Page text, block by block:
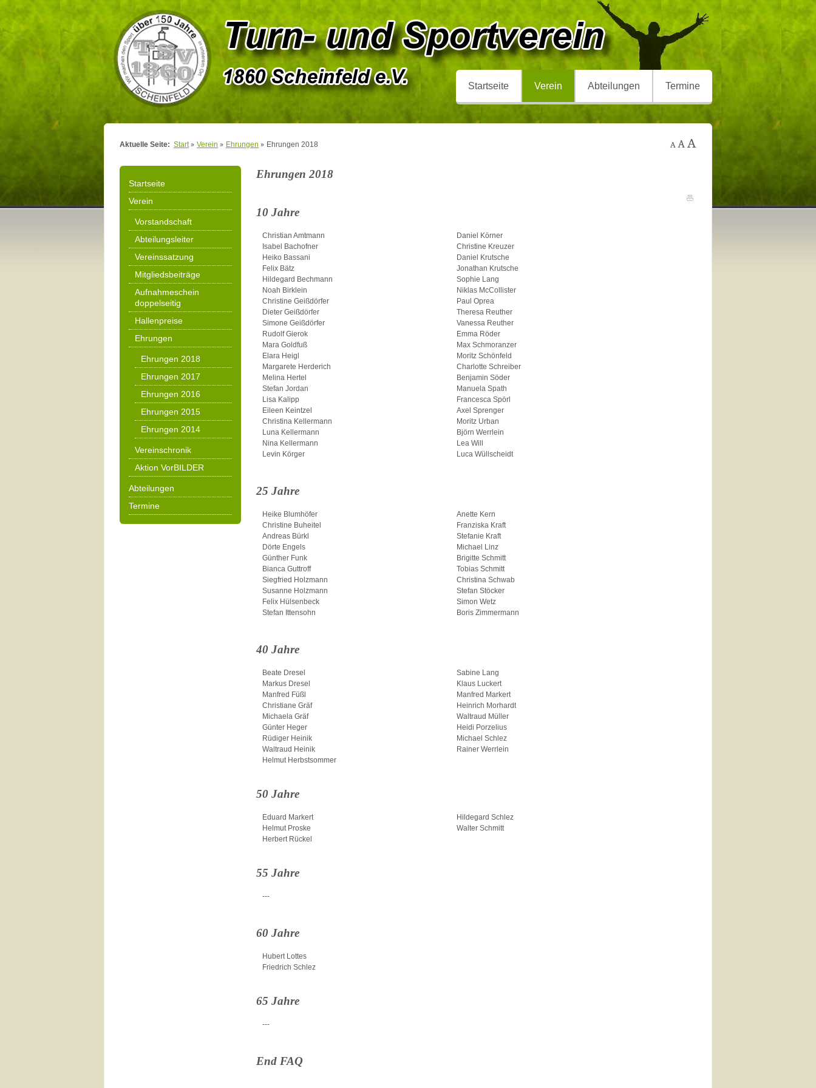
Startseite Verein Abteilungen Termine
Aktuelle Seite: Start Verein Ehrungen Ehrungen 2018
Startseite
Verein
Vorstandschaft
Abteilungsleiter
Vereinssatzung
Mitgliedsbeiträge
Aufnahmeschein
doppelseitig
Hallenpreise
Ehrungen
Ehrungen 2018
Ehrungen 2017
Ehrungen 2016
Ehrungen 2015
Ehrungen 2014
Vereinschronik
Aktion VorBILDER
Abteilungen
Termine
Ehrungen 2018
10 Jahre
Christian Amtmann
Isabel Bachofner
Heiko Bassani
Felix Bätz
Hildegard Bechmann
Noah Birklein
Christine Geißdörfer
Dieter Geißdörfer
Simone Geißdörfer
Rudolf Gierok
Mara Goldfuß
Elara Heigl
Margarete Herderich
Melina Hertel
Stefan Jordan
Lisa Kalipp
Eileen Keintzel
Christina Kellermann
Luna Kellermann
Nina Kellermann
Levin Körger
Daniel Körner
Christine Kreuzer
Daniel Krutsche
Jonathan Krutsche
Sophie Lang
Niklas McCollister
Paul Oprea
Theresa Reuther
Vanessa Reuther
Emma Röder
Max Schmoranzer
Moritz Schönfeld
Charlotte Schreiber
Benjamin Söder
Manuela Spath
Francesca Spörl
Axel Sprenger
Moritz Urban
Björn Werrlein
Lea Will
Luca Wüllscheidt
25 Jahre
Heike Blumhöfer
Christine Buheitel
Andreas Bürkl
Dörte Engels
Günther Funk
Bianca Guttroff
Siegfried Holzmann
Susanne Holzmann
Felix Hülsenbeck
Stefan Ittensohn
Anette Kern
Franziska Kraft
Stefanie Kraft
Michael Linz
Brigitte Schmitt
Tobias Schmitt
Christina Schwab
Stefan Stöcker
Simon Wetz
Boris Zimmermann
40 Jahre
Beate Dresel
Markus Dresel
Manfred Füßl
Christiane Gräf
Michaela Gräf
Günter Heger
Rüdiger Heinik
Waltraud Heinik
Helmut Herbstsommer
Sabine Lang
Klaus Luckert
Manfred Markert
Heinrich Morhardt
Waltraud Müller
Heidi Porzelius
Michael Schlez
Rainer Werrlein
50 Jahre
Eduard Markert
Helmut Proske
Herbert Rückel
Hildegard Schlez
Walter Schmitt
55 Jahre
---
60 Jahre
Hubert Lottes
Friedrich Schlez
65 Jahre
---
End FAQ